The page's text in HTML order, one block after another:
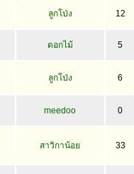
ลูกโป่ง 12
ดอกไม้ 5
ลูกโป่ง 6
meedoo 0
สาวิกาน้อย 33